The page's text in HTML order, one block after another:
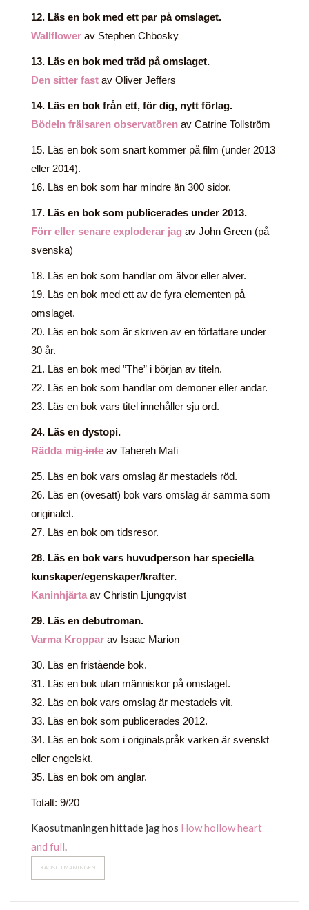
12. Läs en bok med ett par på omslaget.
Wallflower av Stephen Chbosky
13. Läs en bok med träd på omslaget.
Den sitter fast av Oliver Jeffers
14. Läs en bok från ett, för dig, nytt förlag.
Bödeln frälsaren observatören av Catrine Tollström
15. Läs en bok som snart kommer på film (under 2013
eller 2014).
16. Läs en bok som har mindre än 300 sidor.
17. Läs en bok som publicerades under 2013.
Förr eller senare exploderar jag av John Green (på
svenska)
18. Läs en bok som handlar om älvor eller alver.
19. Läs en bok med ett av de fyra elementen på
omslaget.
20. Läs en bok som är skriven av en författare under
30 år.
21. Läs en bok med ”The” i början av titeln.
22. Läs en bok som handlar om demoner eller andar.
23. Läs en bok vars titel innehåller sju ord.
24. Läs en dystopi.
Rädda miginte av Tahereh Mafi
25. Läs en bok vars omslag är mestadels röd.
26. Läs en (övesatt) bok vars omslag är samma som
originalet.
27. Läs en bok om tidsresor.
28. Läs en bok vars huvudperson har speciella
kunskaper/egenskaper/krafter.
Kaninhjärta av Christin Ljungqvist
29. Läs en debutroman.
Varma Kroppar av Isaac Marion
30. Läs en fristående bok.
31. Läs en bok utan människor på omslaget.
32. Läs en bok vars omslag är mestadels vit.
33. Läs en bok som publicerades 2012.
34. Läs en bok som i originalspråk varken är svenskt
eller engelskt.
35. Läs en bok om änglar.
Totalt: 9/20
Kaosutmaningen hittade jag hos How hollow heart
and full
KAOSUTMANINGEN